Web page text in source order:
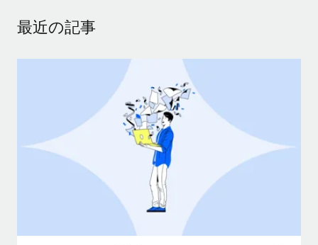
統合
専門家に相談
グローバル人事・コンプライアンスの専門サポート
バックグラウンドチェック
候補者の選考プロセスをシンプルに
戦略的テクノロジーパートナー
パートナーとして登録
当社とのパートナーシップの可能性を検討する
Remote Build
近日リリース予定
統合とAI自動化に関するコンサルティング
ウェビナー
給与・人材情報
情報センター
サポートを依頼する
すべてのリソースを表示する
最近の記事